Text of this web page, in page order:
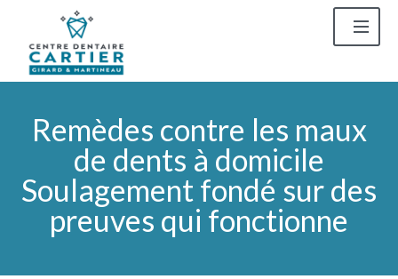
Remèdes contre les maux
de dents à domicile
Soulagement fondé sur des
preuves qui fonctionne